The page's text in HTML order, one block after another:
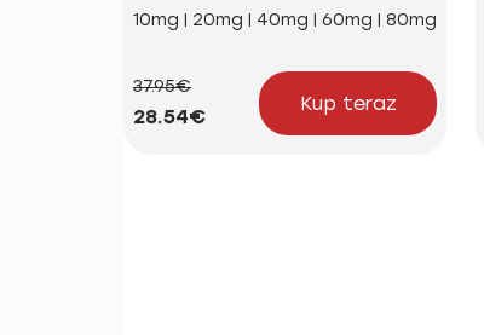
10mg | 20mg | 40mg | 60mg | 80mg
37.95€
28.54€
Kup teraz